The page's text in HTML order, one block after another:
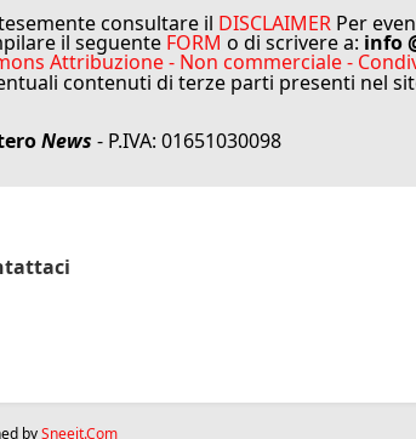
consultare il DISCLAIMER Per
il seguente FORM o di scrivere a: info
Attribuzione - Non commerciale -
contenuti di terze parti presenti nel
News - P.IVA: 01651030098
bySneeit.Com